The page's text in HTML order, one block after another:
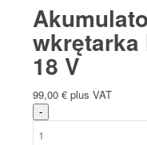
wkrętarka
18 V
99,00 € plus VAT